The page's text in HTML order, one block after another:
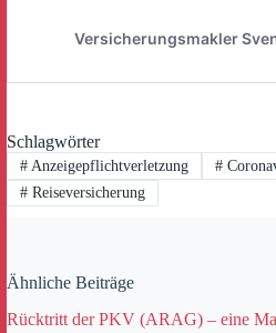
Schlagwörter
#Anzeigepflichtverletzung #
#Reiseversicherung
Ähnliche Beiträge
Rücktritt der PKV (ARAG) – eine